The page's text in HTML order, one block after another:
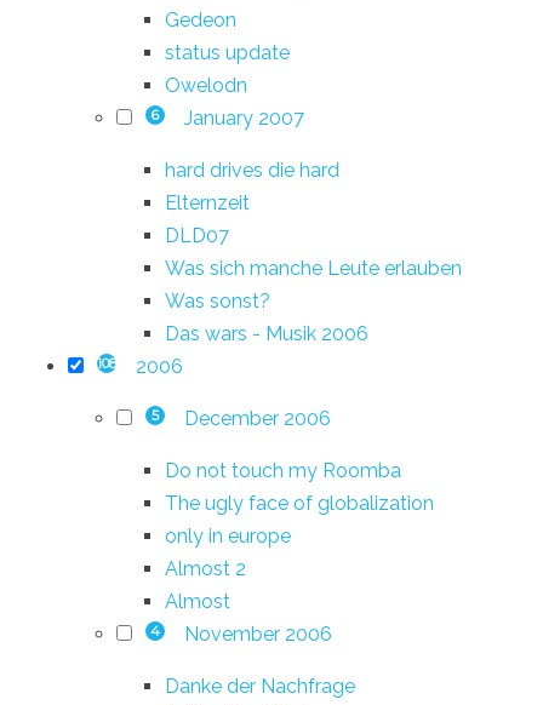
Gedeon
status update
Owelodn
6 January 2007
hard drives die hard
Elternzeit
DLD07
Was sich manche Leute erlauben
Was sonst?
Das wars - Musik 2006
108 2006
5 December 2006
Do not touch my Roomba
The ugly face of globalization
only in europe
Almost 2
Almost
4 November 2006
Danke der Nachfrage